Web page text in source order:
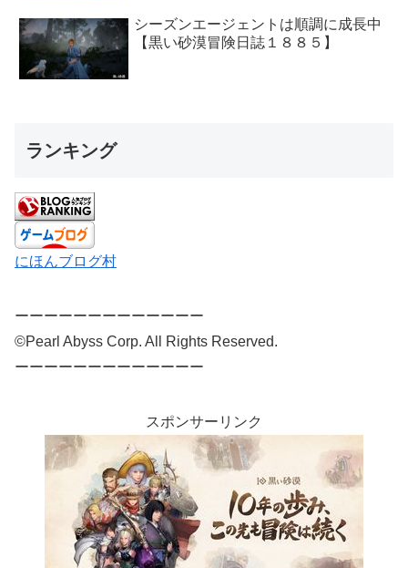
シーズンエージェントは順調に成長中
【黒い砂漠冒険日誌１８８５】
ランキング
にほんブログ村
ーーーーーーーーーーーーー
©Pearl Abyss Corp. All Rights Reserved.
ーーーーーーーーーーーーー
スポンサーリンク